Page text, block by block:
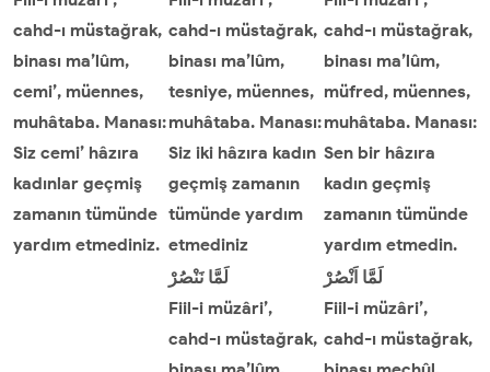
cahd-ı müstağrak,
binası ma’lûm,
cemi’, müennes,
muhâtaba. Manası:
Siz cemi’ hâzıra
kadınlar geçmiş
zamanın tümünde
yardım etmediniz.
cahd-ı müstağrak,
binası ma’lûm,
tesniye, müennes,
muhâtaba. Manası:
Siz iki hâzıra kadın
geçmiş zamanın
tümünde yardım
etmediniz
cahd-ı müstağrak,
binası ma’lûm,
müfred, müennes,
muhâtaba. Manası:
Sen bir hâzıra
kadın geçmiş
zamanın tümünde
yardım etmedin.
لَمَّا نَنْصُرْ
Fiil-i müzâri’,
cahd-ı müstağrak,
لَمَّا اَنْصُرْ
Fiil-i müzâri’,
cahd-ı müstağrak,